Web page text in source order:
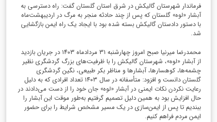
فرماندار شهرستان گالیکش در شرق استان گلستان گفت: راه دسترسی به
آبشار «لوه» گلستان که پس از چند حادثه منجر به مرگ در اردیبهشت‌ماه
با دستور دادستان گالیکش بسته شده بود با ایجاد یک راه ایمن بازگشایی
شد.
محمدرضا میرنیا صبح امروز چهارشنبه ۳۱ مردادماه ۱۴۰۳ در جریان بازدید
از آبشار «لوه»، شهرستان گالیکش را با ظرفیت‌های بزرگ گردشگری نظیر
چشمه‌ها، کوهسارها، آبشارها و مناظر بکر طبیعی، نگین گردشگری
گلستان دانست و افزود: متأسفانه در سال ۱۴۰۳ تعداد افرادی که به دلیل
رعایت نکردن نکات ایمنی در آبشار «لوه» جان خود را از دست می‌دادند در
حال افزایش بود به همین دلیل تصمیم گرفتیم به‌طور موقت این آبشار را
ببندیم تا پس از ایمن‌سازی در یک مسیر مشخص شرایط را برای حضور
ایمن مردم فراهم کنیم.